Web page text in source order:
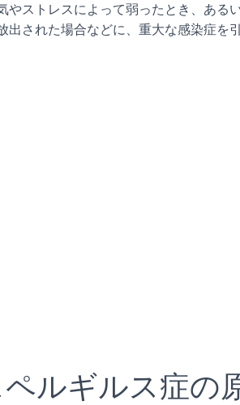
やストレスによって弱ったとき、ある
出された場合などに、重大な感染症を
ルギルス症の